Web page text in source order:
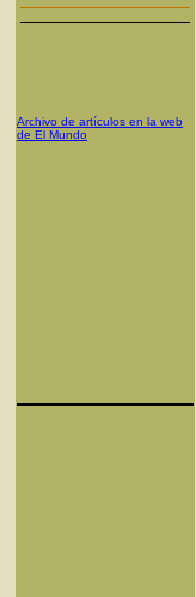
Archivo de artículos en la web
de El Mundo